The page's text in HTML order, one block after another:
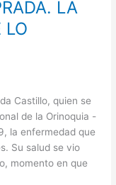
LA
LO
Castillo, quien se
de la Orinoquia -
la enfermedad que
Su salud se vio
momento en que